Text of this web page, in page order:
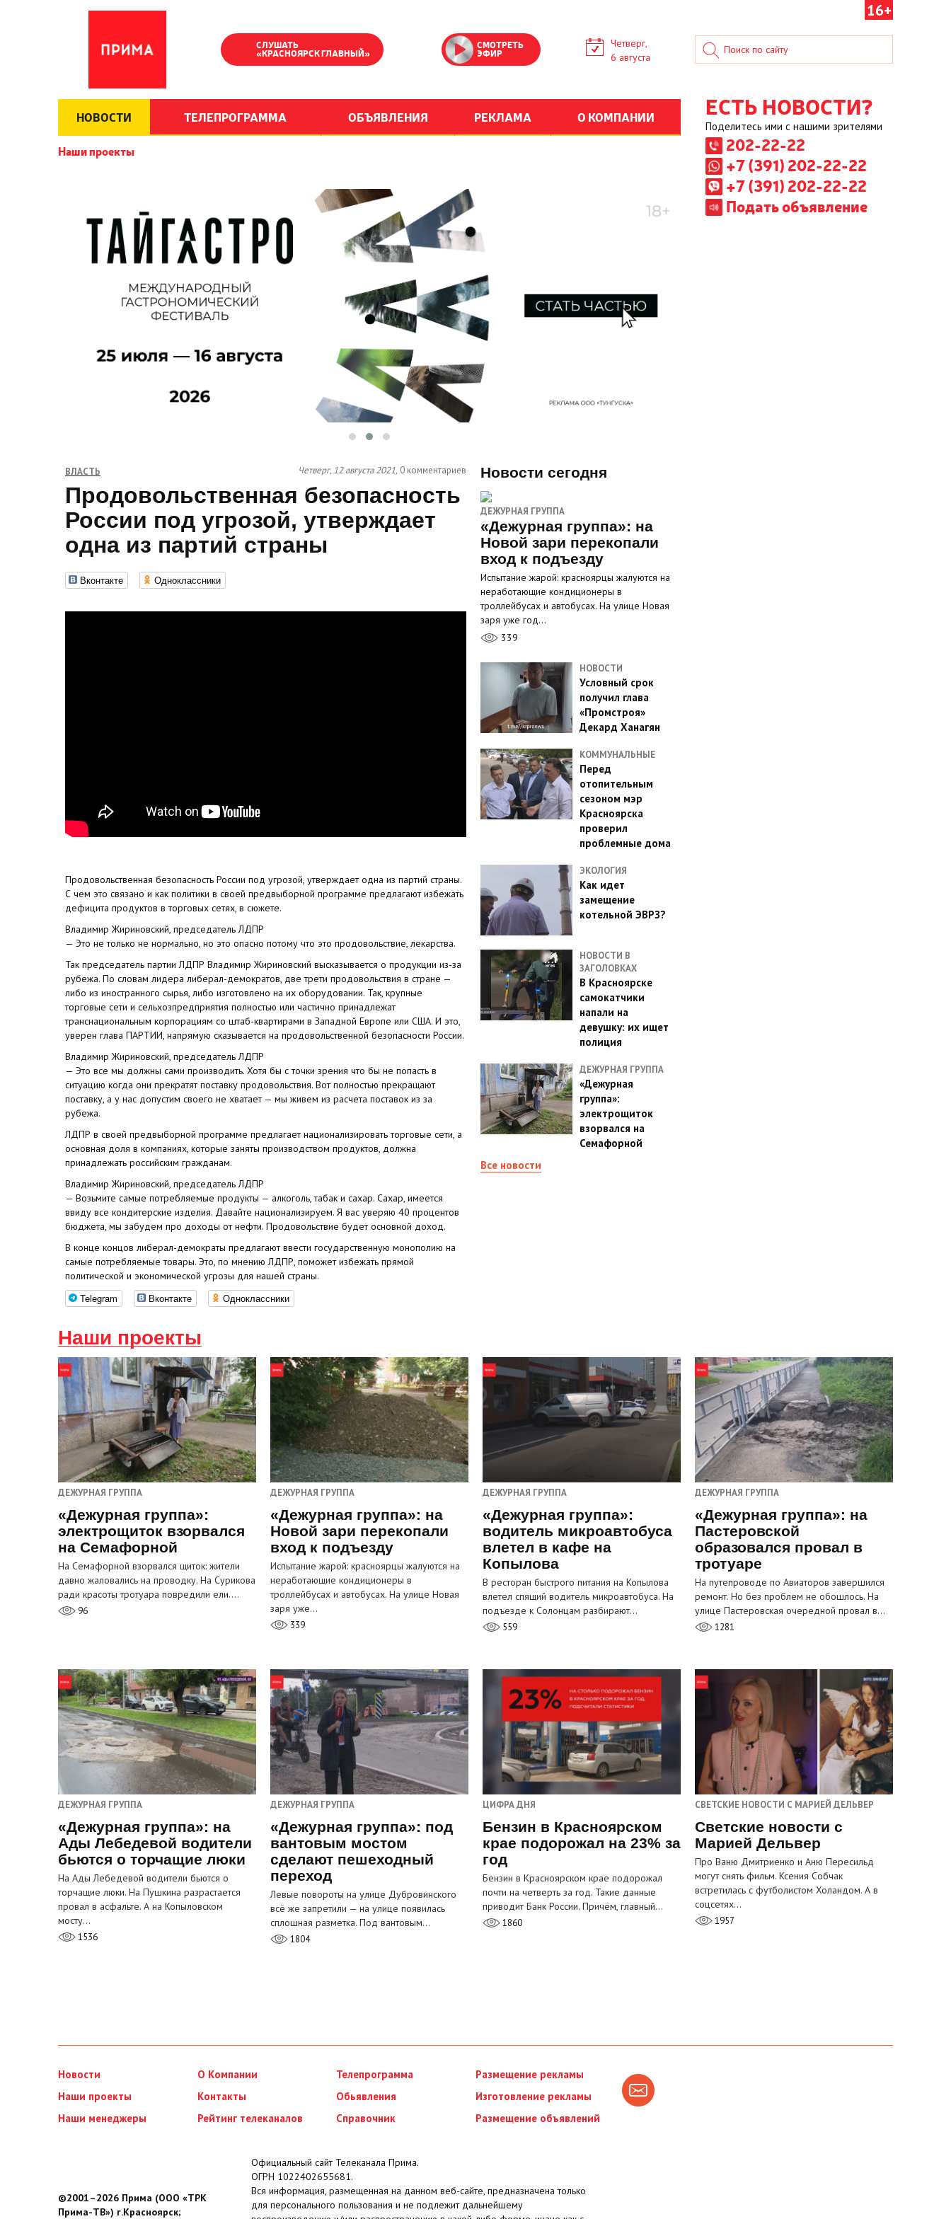
16+
СЛУШАТЬ
«КРАСНОЯРСК ГЛАВНЫЙ»
СМОТРЕТЬ
ЭФИР
Четверг,
6 августа
НОВОСТИ ТЕЛЕПРОГРАММА ОБЪЯВЛЕНИЯ РЕКЛАМА О КОМПАНИИ
Наши проекты
ЕСТЬ НОВОСТИ?
Поделитесь ими с нашими зрителями
202-22-22
+7 (391) 202-22-22
+7 (391) 202-22-22
Подать объявление
ВЛАСТЬ Четверг, 12 августа 2021, 0 комментариев
Продовольственная безопасность
России под угрозой, утверждает
одна из партий страны
Вконтакте Одноклассники
Продовольственная безопасность России под угрозой, утверждает одна из партий страны.
С чем это связано и как политики в своей предвыборной программе предлагают избежать
дефицита продуктов в торговых сетях, в сюжете.
Владимир Жириновский, председатель ЛДПР
— Это не только не нормально, но это опасно потому что это продовольствие, лекарства.
Так председатель партии ЛДПР Владимир Жириновский высказывается о продукции из-за
рубежа. По словам лидера либерал-демократов, две трети продовольствия в стране —
либо из иностранного сырья, либо изготовлено на их оборудовании. Так, крупные
торговые сети и сельхозпредприятия полностью или частично принадлежат
транснациональным корпорациям со штаб-квартирами в Западной Европе или США. И это,
уверен глава ПАРТИИ, напрямую сказывается на продовольственной безопасности России.
Владимир Жириновский, председатель ЛДПР
— Это все мы должны сами производить. Хотя бы с точки зрения что бы не попасть в
ситуацию когда они прекратят поставку продовольствия. Вот полностью прекращают
поставку, а у нас допустим своего не хватает — мы живем из расчета поставок из за
рубежа.
ЛДПР в своей предвыборной программе предлагает национализировать торговые сети, а
основная доля в компаниях, которые заняты производством продуктов, должна
принадлежать российским гражданам.
Владимир Жириновский, председатель ЛДПР
— Возьмите самые потребляемые продукты — алкоголь, табак и сахар. Сахар, имеется
ввиду все кондитерские изделия. Давайте национализируем. Я вас уверяю 40 процентов
бюджета, мы забудем про доходы от нефти. Продовольствие будет основной доход.
В конце концов либерал-демократы предлагают ввести государственную монополию на
самые потребляемые товары. Это, по мнению ЛДПР, поможет избежать прямой
политической и экономической угрозы для нашей страны.
Telegram Вконтакте Одноклассники
Новости сегодня
ДЕЖУРНАЯ ГРУППА
«Дежурная группа»: на
Новой зари перекопали
вход к подъезду
Испытание жарой: красноярцы жалуются на
неработающие кондиционеры в
троллейбусах и автобусах. На улице Новая
заря уже год…
339
НОВОСТИ
Условный срок
получил глава
«Промстроя»
Декард Ханагян
КОММУНАЛЬНЫЕ
Перед
отопительным
сезоном мэр
Красноярска
проверил
проблемные дома
ЭКОЛОГИЯ
Как идет
замещение
котельной ЭВРЗ?
НОВОСТИ В
ЗАГОЛОВКАХ
В Красноярске
самокатчики
напали на
девушку: их ищет
полиция
ДЕЖУРНАЯ ГРУППА
«Дежурная
группа»:
электрощиток
взорвался на
Семафорной
Все новости
Наши проекты
ДЕЖУРНАЯ ГРУППА
«Дежурная группа»:
электрощиток взорвался
на Семафорной
На Семафорной взорвался щиток: жители
давно жаловались на проводку. На Сурикова
ради красоты тротуара повредили ели.…
96
ДЕЖУРНАЯ ГРУППА
«Дежурная группа»: на
Новой зари перекопали
вход к подъезду
Испытание жарой: красноярцы жалуются на
неработающие кондиционеры в
троллейбусах и автобусах. На улице Новая
заря уже…
339
ДЕЖУРНАЯ ГРУППА
«Дежурная группа»:
водитель микроавтобуса
влетел в кафе на
Копылова
В ресторан быстрого питания на Копылова
влетел спящий водитель микроавтобуса. На
подъезде к Солонцам разбирают…
559
ДЕЖУРНАЯ ГРУППА
«Дежурная группа»: на
Пастеровской
образовался провал в
тротуаре
На путепроводе по Авиаторов завершился
ремонт. Но без проблем не обошлось. На
улице Пастеровская очередной провал в…
1281
ДЕЖУРНАЯ ГРУППА
«Дежурная группа»: на
Ады Лебедевой водители
бьются о торчащие люки
На Ады Лебедевой водители бьются о
торчащие люки. На Пушкина разрастается
провал в асфальте. А на Копыловском
мосту…
1536
ДЕЖУРНАЯ ГРУППА
«Дежурная группа»: под
вантовым мостом
сделают пешеходный
переход
Левые повороты на улице Дубровинского
всё же запретили — на улице появилась
сплошная разметка. Под вантовым…
1804
ЦИФРА ДНЯ
Бензин в Красноярском
крае подорожал на 23% за
год
Бензин в Красноярском крае подорожал
почти на четверть за год. Такие данные
приводит Банк России. Причём, главный…
1860
СВЕТСКИЕ НОВОСТИ С МАРИЕЙ ДЕЛЬВЕР
Светские новости с
Марией Дельвер
Про Ваню Дмитриенко и Аню Пересильд
могут снять фильм. Ксения Собчак
встретилась с футболистом Холандом. А в
соцсетях…
1957
Новости
Наши проекты
Наши менеджеры
О Компании
Контакты
Рейтинг телеканалов
Телепрограмма
Обьявления
Справочник
Размещение рекламы
Изготовление рекламы
Размещение объявлений
©2001–2026 Прима (ООО «ТРК
Прима-ТВ») г.Красноярск;
Официальный сайт Телеканала Прима.
ОГРН 1022402655681.
Вся информация, размещенная на данном веб-сайте, предназначена только
для персонального пользования и не подлежит дальнейшему